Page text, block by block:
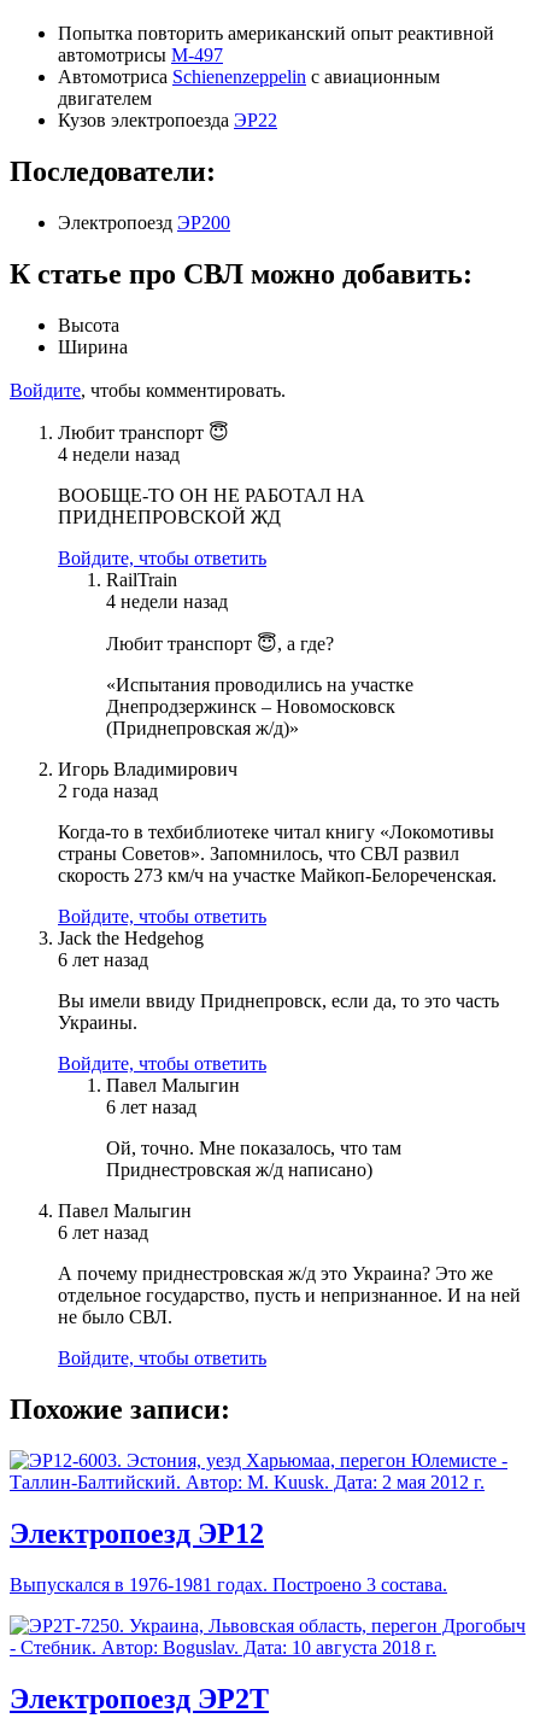
Попытка повторить американский опыт реактивной
автомотрисы М-497
Автомотриса Schienenzeppelin с авиационным
двигателем
Кузов электропоезда ЭР22
Последователи:
Электропоезд ЭР200
К статье про СВЛ можно добавить:
Высота
Ширина
Войдите, чтобы комментировать.
Любит транспорт 😇
4 недели назад
ВООБЩЕ-ТО ОН НЕ РАБОТАЛ НА
ПРИДНЕПРОВСКОЙ ЖД
Войдите, чтобы ответить
RailTrain
4 недели назад
Любит транспорт 😇, а где?
«Испытания проводились на участке
Днепродзержинск – Новомосковск
(Приднепровская ж/д)»
Игорь Владимирович
2 года назад
Когда-то в техбиблиотеке читал книгу «Локомотивы
страны Советов». Запомнилось, что СВЛ развил
скорость 273 км/ч на участке Майкоп-Белореченская.
Войдите, чтобы ответить
Jack the Hedgehog
6 лет назад
Вы имели ввиду Приднепровск, если да, то это часть
Украины.
Войдите, чтобы ответить
Павел Малыгин
6 лет назад
Ой, точно. Мне показалось, что там
Приднестровская ж/д написано)
Павел Малыгин
6 лет назад
А почему приднестровская ж/д это Украина? Это же
отдельное государство, пусть и непризнанное. И на ней
не было СВЛ.
Войдите, чтобы ответить
Похожие записи:
Электропоезд ЭР12
Выпускался в 1976-1981 годах. Построено 3 состава.
Электропоезд ЭР2Т